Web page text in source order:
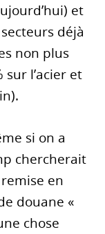
et
déjà
non plus
sur l’acier et
si on a
chercherait
en
douane «
chose